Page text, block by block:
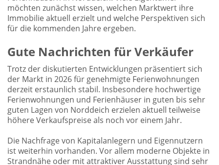
möchten zunächst wissen, welchen Marktwert ihre
Immobilie aktuell erzielt und welche Perspektiven sich
für die kommenden Jahre ergeben.
Gute Nachrichten für Verkäufer
Trotz der diskutierten Entwicklungen präsentiert sich
der Markt in 2026 für genehmigte Ferienwohnungen
derzeit erstaunlich stabil. Insbesondere hochwertige
Ferienwohnungen und Ferienhäuser in guten bis sehr
guten Lagen von Norddeich erzielen aktuell teilweise
höhere Verkaufspreise als noch vor einem Jahr.
Die Nachfrage von Kapitalanlegern und Eigennutzern
ist weiterhin vorhanden. Vor allem moderne Objekte in
Strandnähe oder mit attraktiver Ausstattung sind sehr